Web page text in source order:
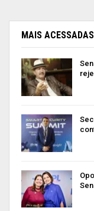
MAIS ACESSADAS